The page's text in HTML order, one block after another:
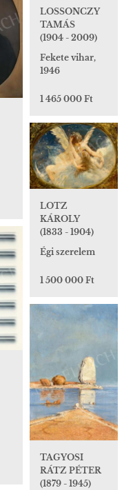
LOSSONCZY
TAMÁS
(1904 - 2009)
Fekete vihar,
1946
1 465 000 Ft
LOTZ
KÁROLY
(1833 - 1904)
Égi szerelem
1 500 000 Ft
TAGYOSI
RÁTZ PÉTER
(1879 - 1945)